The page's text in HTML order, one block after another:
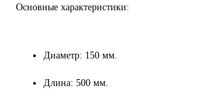
Основные характеристики:
Диаметр: 150 мм.
Длина: 500 мм.